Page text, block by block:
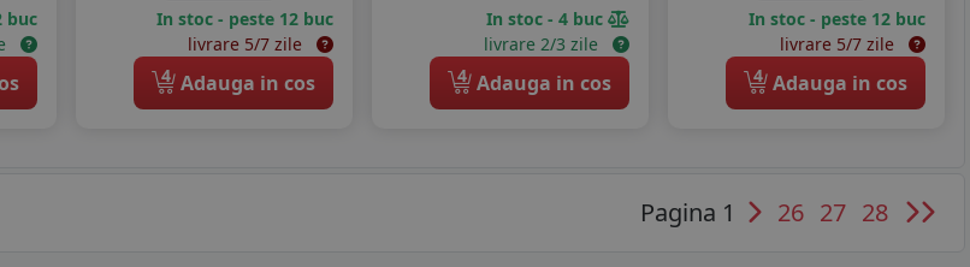
buc
In stoc - peste 12 buc
livrare 5/7 zile
4 Adauga in cos
In stoc - 4 buc
livrare 2/3 zile
4 Adauga in cos
In stoc - peste 12 buc
livrare 5/7 zile
4 Adauga in cos
Pagina 1 26 27 28